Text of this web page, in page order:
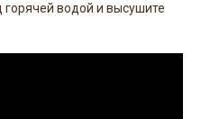
водой и высушите